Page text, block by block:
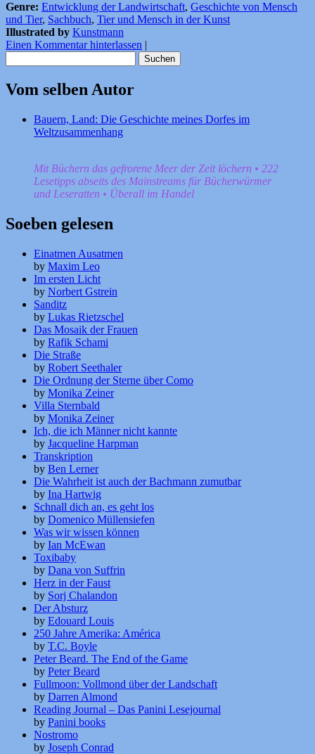
Genre: Entwicklung der Landwirtschaft, Geschichte von Mensch
und Tier, Sachbuch, Tier und Mensch in der Kunst
Illustrated by Kunstmann
Einen Kommentar hinterlassen
nach:
Vom selben Autor
Bauern, Land: Die Geschichte meines Dorfes im
Weltzusammenhang
Mit Büchern das gefrorene Meer der Zeit löchern • 222
Lesetipps abseits des Mainstreams für Bücherwürmer
und Leseratten • Überall im Handel
Soeben gelesen
Einatmen Ausatmen
by Maxim Leo
Im ersten Licht
by Norbert Gstrein
Sanditz
by Lukas Rietzschel
Das Mosaik der Frauen
by Rafik Schami
Die Straße
by Robert Seethaler
Die Ordnung der Sterne über Como
by Monika Zeiner
Villa Sternbald
by Monika Zeiner
Ich, die ich Männer nicht kannte
by Jacqueline Harpman
Transkription
by Ben Lerner
Die Wahrheit ist auch der Bachmann zumutbar
by Ina Hartwig
Schnall dich an, es geht los
by Domenico Müllensiefen
Was wir wissen können
by Ian McEwan
Toxibaby
by Dana von Suffrin
Herz in der Faust
by Sorj Chalandon
Der Absturz
by Edouard Louis
250 Jahre Amerika: América
by T.C. Boyle
Peter Beard. The End of the Game
by Peter Beard
Fullmoon: Vollmond über der Landschaft
by Darren Almond
Reading Journal – Das Panini Lesejournal
by Panini books
Nostromo
by Joseph Conrad